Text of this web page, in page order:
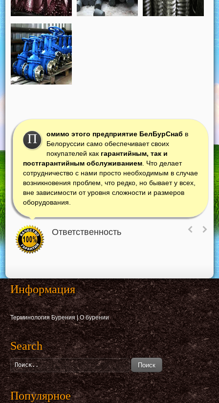
П омимо этого предприятие БелБурСнаб в
Белоруссии само обеспечивает своих
покупателей как гарантийным, так и
постгарантийным обслуживанием. Что делает
сотрудничество с нами просто необходимым в случае
возникновения проблем, что редко, но бывает у всех,
вне зависимости от уровня сложности и размеров
оборудования.
Ответственность
Информация
Терминология Бурения|О бурении
Search
Поиск
Популярное